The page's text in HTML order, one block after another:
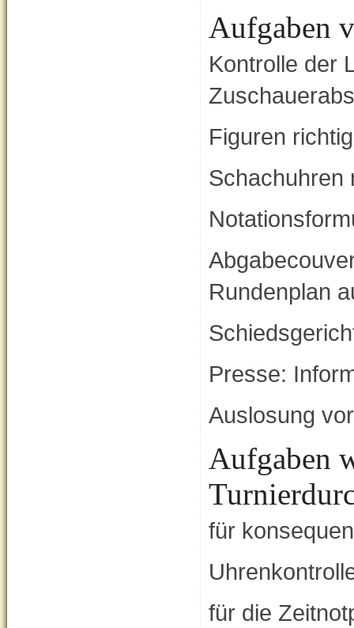
Aufgaben
Kontrolle der
Figuren
Schachuhren
Rundenplan
Presse:
Auslosung
Aufgaben
für
für die